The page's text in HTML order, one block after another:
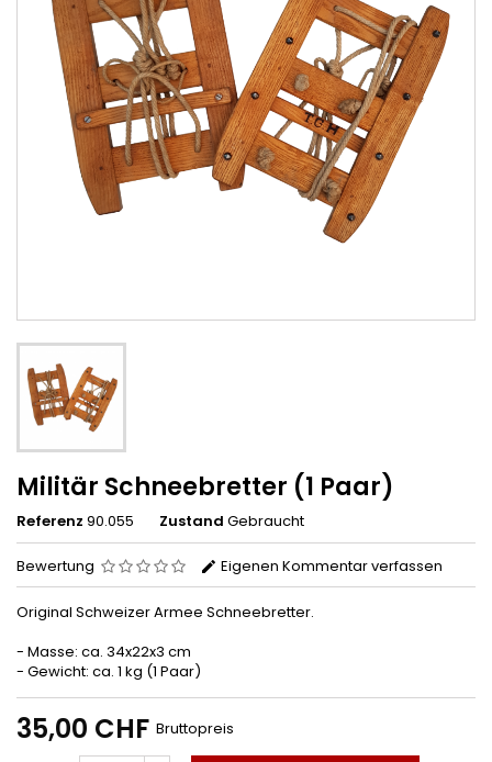
Militär Schneebretter (1 Paar)
Referenz 90.055 Zustand Gebraucht
Bewertung Eigenen Kommentar verfassen
Original Schweizer Armee Schneebretter.
- Masse: ca. 34x22x3 cm
- Gewicht: ca. 1 kg (1 Paar)
35,00 CHF Bruttopreis